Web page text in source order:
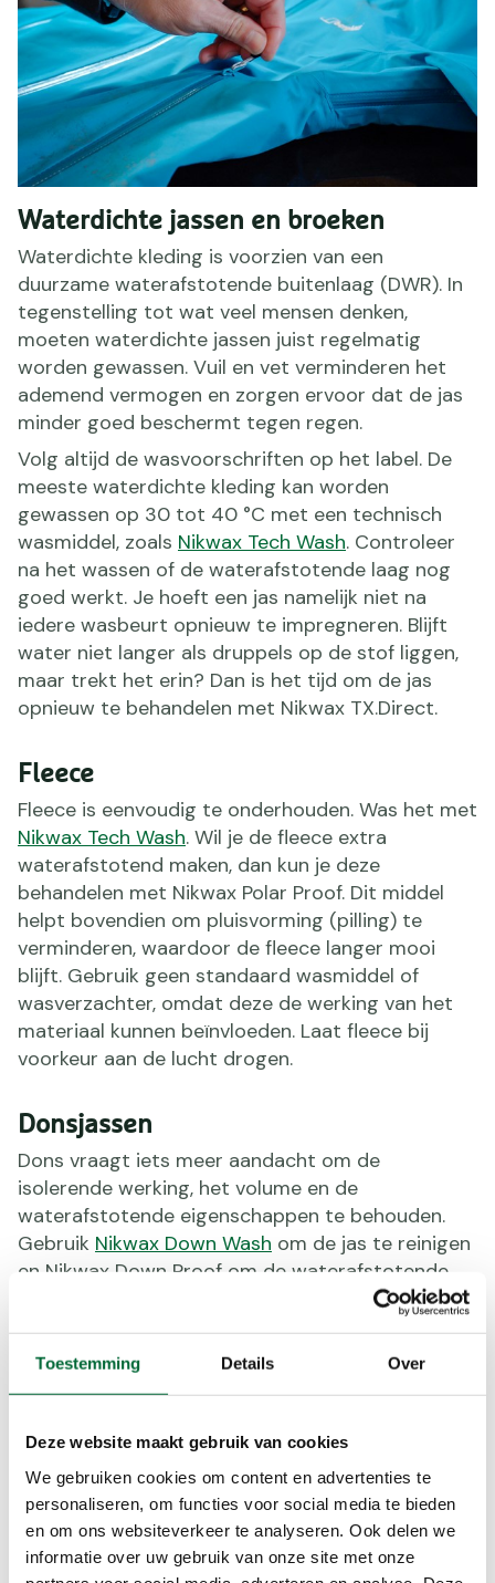
Toestemming Details Over
Deze website maakt gebruik van cookies
We gebruiken cookies om content en advertenties te
personaliseren, om functies voor social media te bieden
en om ons websiteverkeer te analyseren. Ook delen we
informatie over uw gebruik van onze site met onze
Waterdichte jassen en broeken
Waterdichte kleding is voorzien van een
duurzame waterafstotende buitenlaag (DWR). In
tegenstelling tot wat veel mensen denken,
moeten waterdichte jassen juist regelmatig
worden gewassen. Vuil en vet verminderen het
ademend vermogen en zorgen ervoor dat de jas
minder goed beschermt tegen regen.
Volg altijd de wasvoorschriften op het label. De
meeste waterdichte kleding kan worden
gewassen op 30 tot 40 °C met een technisch
wasmiddel, zoals Nikwax Tech Wash. Controleer
na het wassen of de waterafstotende laag nog
goed werkt. Je hoeft een jas namelijk niet na
iedere wasbeurt opnieuw te impregneren. Blijft
water niet langer als druppels op de stof liggen,
maar trekt het erin? Dan is het tijd om de jas
opnieuw te behandelen met Nikwax TX.Direct.
Fleece
Fleece is eenvoudig te onderhouden. Was het met
Nikwax Tech Wash. Wil je de fleece extra
waterafstotend maken, dan kun je deze
behandelen met Nikwax Polar Proof. Dit middel
helpt bovendien om pluisvorming (pilling) te
verminderen, waardoor de fleece langer mooi
blijft. Gebruik geen standaard wasmiddel of
wasverzachter, omdat deze de werking van het
materiaal kunnen beïnvloeden. Laat fleece bij
voorkeur aan de lucht drogen.
Donsjassen
Dons vraagt iets meer aandacht om de
isolerende werking, het volume en de
waterafstotende eigenschappen te behouden.
Gebruik Nikwax Down Wash om de jas te reinigen
en Nikwax Down Proof om de waterafstotende
werking te herstellen. Na het wassen lijkt een
donsjas vaak plat. Dat is normaal. Het is belangrijk
dat de jas volledig droogt. Dit kost wat tijd, maar
levert uiteindelijk het beste resultaat op. Droog
Schud het dons regelmatig los tijdens het
drogen. Droogballen of schone tennisballen
helpen om de dons weer luchtig te maken en
klonteren te voorkomen.